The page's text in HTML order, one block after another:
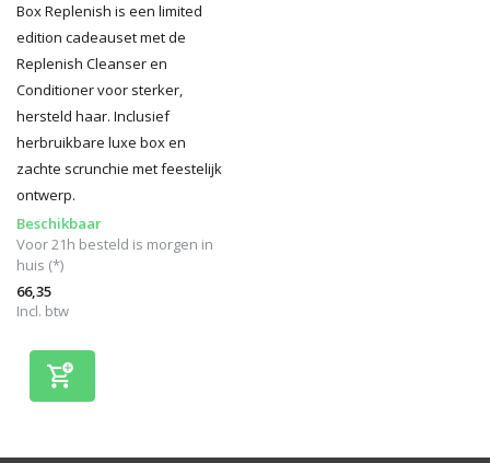
Box Replenish is een limited
edition cadeauset met de
Replenish Cleanser en
Conditioner voor sterker,
hersteld haar. Inclusief
herbruikbare luxe box en
zachte scrunchie met feestelijk
ontwerp.
Beschikbaar
Voor 21h besteld is morgen in
huis (*)
66,35
Incl. btw